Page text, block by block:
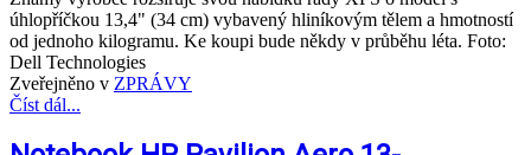
úhlopříčkou 13,4" (34 cm) vybavený hliníkovým tělem a hmotností
od jednoho kilogramu. Ke koupi bude někdy v průběhu léta. Foto:
Dell Technologies
Zveřejněno v ZPRÁVY
Číst dál...